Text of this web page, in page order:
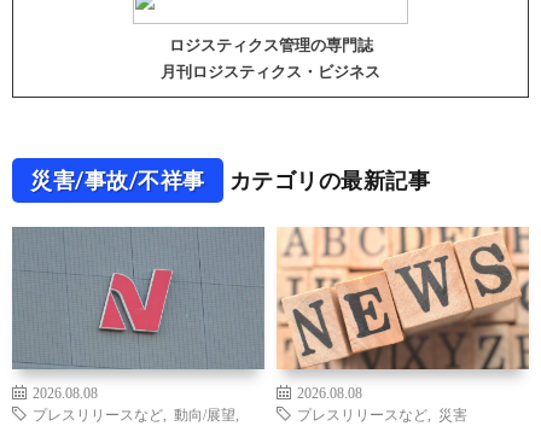
ロジスティクス管理の専門誌
月刊ロジスティクス・ビジネス
災害/事故/不祥事 カテゴリの最新記事
2026.08.08
プレスリリースなど
動向/展望
2026.08.08
プレスリリースなど
災害